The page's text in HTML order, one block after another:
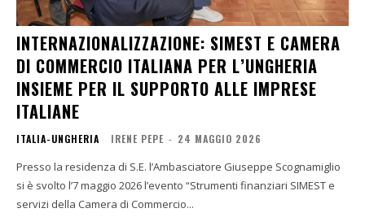
INTERNAZIONALIZZAZIONE: SIMEST E CAMERA
DI COMMERCIO ITALIANA PER L’UNGHERIA
INSIEME PER IL SUPPORTO ALLE IMPRESE
ITALIANE
ITALIA-UNGHERIA IRENE PEPE - 24 MAGGIO 2026
Presso la residenza di S.E. l’Ambasciatore Giuseppe Scognamiglio
si è svolto l’7 maggio 2026 l’evento “Strumenti finanziari SIMEST e
servizi della Camera di Commercio...